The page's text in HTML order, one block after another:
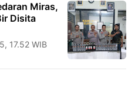
Miras,
Disita
17.52 WIB